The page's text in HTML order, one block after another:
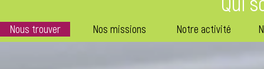
Nous trouver Nos missions Notre activité